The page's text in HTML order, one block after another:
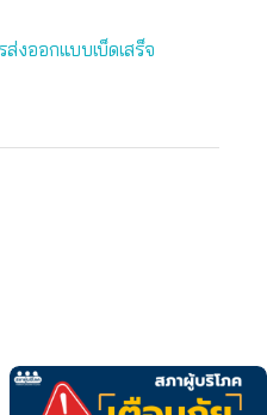
งออกแบบเบ็ดเสร็จ